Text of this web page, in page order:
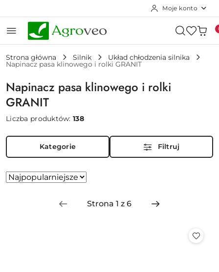
Moje konto
Strona główna Silnik Układ chłodzenia silnika
Napinacz pasa klinowego i rolki GRANIT
Napinacz pasa klinowego i rolki
GRANIT
Liczba produktów:138
Kategorie Filtruj
Zastosowano
Najpopularniejsze.
Sortuj